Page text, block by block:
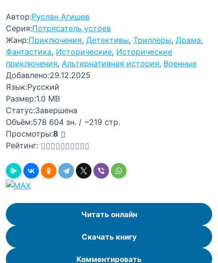
Автор:Руслан Агишев
Серия:Потрясатель устоев
Жанр:Приключения, Детективы, Триллеры, Драма,
Фантастика, Исторические, Исторические
приключения, Альтернативная история, Военные
Добавлено:29.12.2025
Язык:Русский
Размер:1.0 MB
Статус:Завершена
Объём:578 604 зн. / ~219 стр.
Просмотры:8
Рейтинг:
Читать онлайн
Скачать книгу
Комментировать